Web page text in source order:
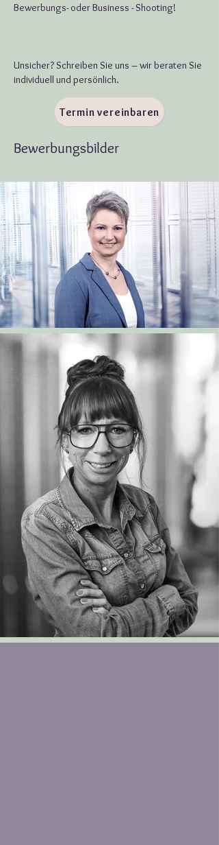
Bewerbungs- oder Business - Shooting!
Unsicher? Schreiben Sie uns – wir beraten Sie
individuell und persönlich.
Termin vereinbaren
Bewerbungsbilder